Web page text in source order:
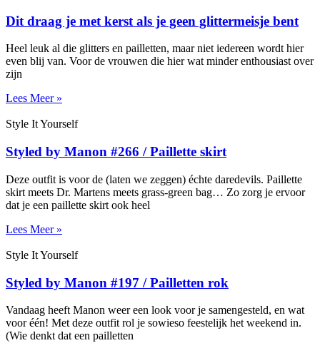
Dit draag je met kerst als je geen glittermeisje bent
Heel leuk al die glitters en pailletten, maar niet iedereen wordt hier
even blij van. Voor de vrouwen die hier wat minder enthousiast over
zijn
Lees Meer »
Style It Yourself
Styled by Manon #266 / Paillette skirt
Deze outfit is voor de (laten we zeggen) échte daredevils. Paillette
skirt meets Dr. Martens meets grass-green bag… Zo zorg je ervoor
dat je een paillette skirt ook heel
Lees Meer »
Style It Yourself
Styled by Manon #197 / Pailletten rok
Vandaag heeft Manon weer een look voor je samengesteld, en wat
voor één! Met deze outfit rol je sowieso feestelijk het weekend in.
(Wie denkt dat een pailletten